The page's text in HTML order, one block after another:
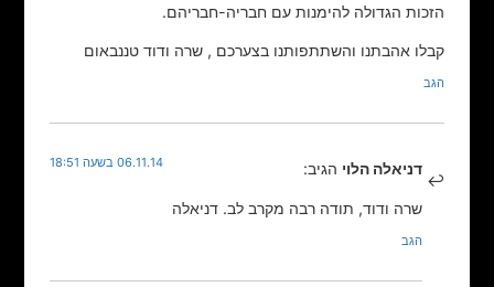
הזכות הגדולה להימנות עם חבריה-חבריהם.
קבלו אהבתנו והשתתפותנו בצערכם , שרה ודוד טננבאום
הגב
דניאלה הלוי הגיב: 06.11.14 בשעה 18:51
שרה ודוד, תודה רבה מקרב לב. דניאלה
הגב